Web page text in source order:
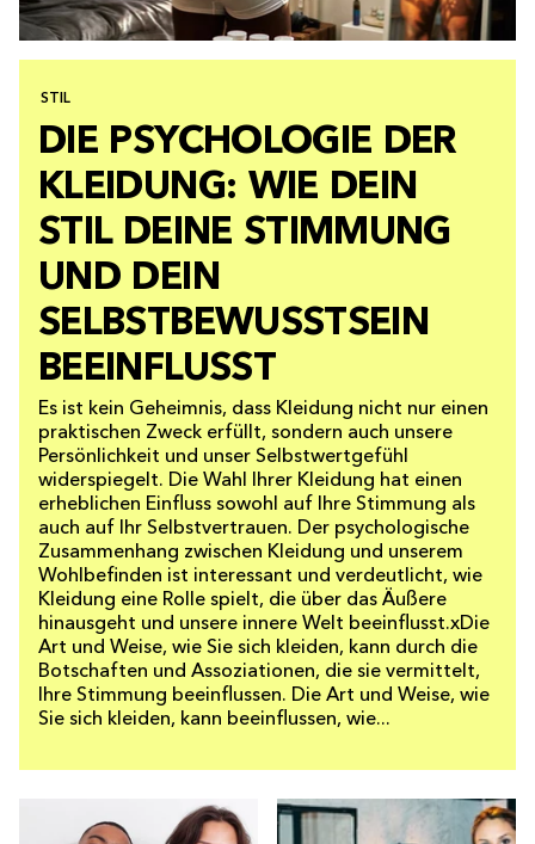
STIL
DIE PSYCHOLOGIE DER
KLEIDUNG: WIE DEIN
STIL DEINE STIMMUNG
UND DEIN
SELBSTBEWUSSTSEIN
BEEINFLUSST
Es ist kein Geheimnis, dass Kleidung nicht nur einen
praktischen Zweck erfüllt, sondern auch unsere
Persönlichkeit und unser Selbstwertgefühl
widerspiegelt. Die Wahl Ihrer Kleidung hat einen
erheblichen Einfluss sowohl auf Ihre Stimmung als
auch auf Ihr Selbstvertrauen. Der psychologische
Zusammenhang zwischen Kleidung und unserem
Wohlbefinden ist interessant und verdeutlicht, wie
Kleidung eine Rolle spielt, die über das Äußere
hinausgeht und unsere innere Welt beeinflusst.xDie
Art und Weise, wie Sie sich kleiden, kann durch die
Botschaften und Assoziationen, die sie vermittelt,
Ihre Stimmung beeinflussen. Die Art und Weise, wie
Sie sich kleiden, kann beeinflussen, wie...